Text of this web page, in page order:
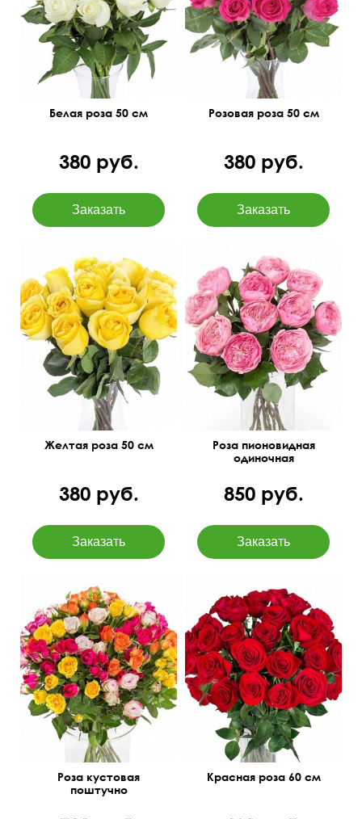
Белая роза 50 см
380 руб.
Розовая роза 50 см
380 руб.
Желтая роза 50 см
380 руб.
Роза пионовидная
одиночная
850 руб.
Роза кустовая
поштучно
Красная роза 60 см